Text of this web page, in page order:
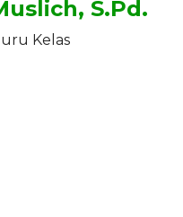
S.Pd.
Kelas